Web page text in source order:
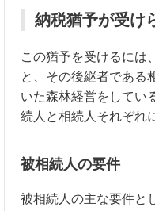
納税猶予が受け
この猶予を受けるには
と、その後継者である
いた森林経営をしてい
続人と相続人それぞれ
被相続人の要件
被相続人の主な要件と